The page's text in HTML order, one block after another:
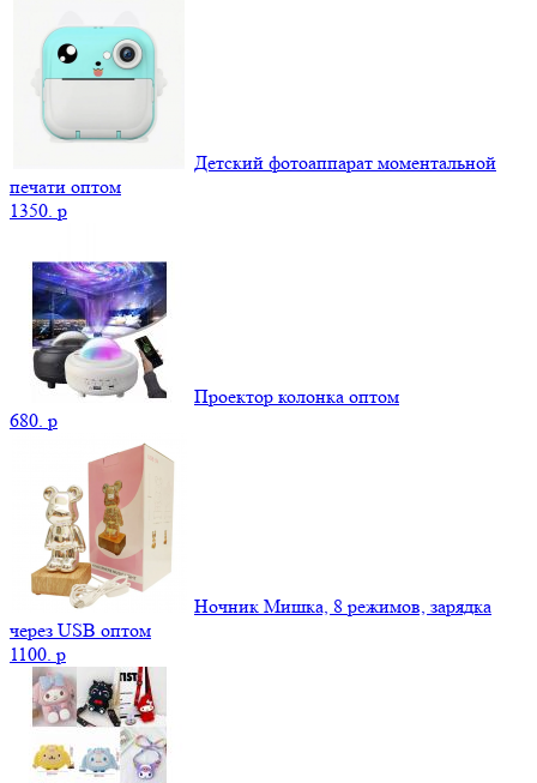
Детский фотоаппарат моментальной
печати оптом
1350. p
Проектор колонка оптом
680. p
Ночник Мишка, 8 режимов, зарядка
через USB оптом
1100. p